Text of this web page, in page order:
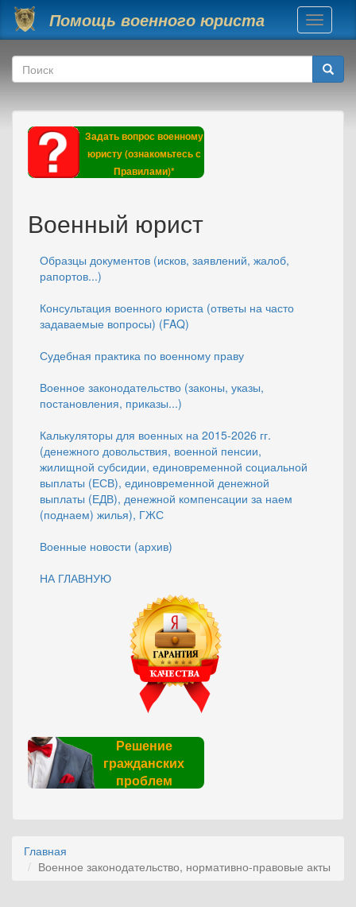
Перейти к основному содержанию
Помощь военного юриста
Toggle
Форма поиска
Поиск
Задать вопрос военному
юристу (ознакомьтесь с
Правилами)*
Военный юрист
Образцы документов (исков, заявлений, жалоб,
рапортов...)
Консультация военного юриста (ответы на часто
задаваемые вопросы) (FAQ)
Судебная практика по военному праву
Военное законодательство (законы, указы,
постановления, приказы...)
Калькуляторы для военных на 2015-2026 гг.
(денежного довольствия, военной пенсии,
жилищной субсидии, единовременной социальной
выплаты (ЕСВ), единовременной денежной
выплаты (ЕДВ), денежной компенсации за наем
(поднаем) жилья), ГЖС
Военные новости (архив)
НА ГЛАВНУЮ
Решение
гражданских
проблем
Главная
Военное законодательство, нормативно-правовые акты